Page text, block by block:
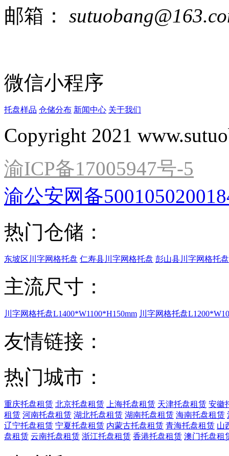
邮箱：
微信小程序
托盘样品 仓储分布 新闻中心 关于我们
Copyright 2021
渝ICP备17005947号-5
渝公安网备
热门仓储：
东坡区川字网格托盘 仁寿县川字网格托盘 彭山县川字网格托盘
主流尺寸：
川字网格托盘L1400*W1100*H150mm 川字网格托盘
友情链接：
热门城市：
重庆托盘租赁 北京托盘租赁 上海托盘租赁 天津托盘租赁 安徽
租赁 河南托盘租赁 湖北托盘租赁 湖南托盘租赁 海南托盘租赁
辽宁托盘租赁 宁夏托盘租赁 内蒙古托盘租赁 青海托盘租赁 山
盘租赁 云南托盘租赁 浙江托盘租赁 香港托盘租赁 澳门托盘租